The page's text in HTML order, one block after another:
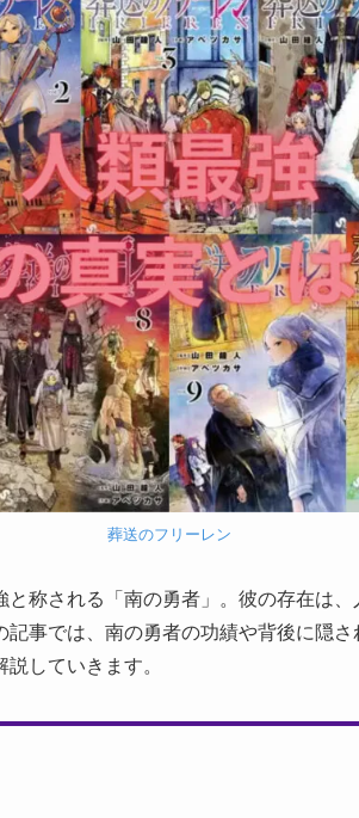
葬送のフリーレン
と称される「南の勇者」。彼の存在は
記事では、南の勇者の功績や背後に隠
していきます。